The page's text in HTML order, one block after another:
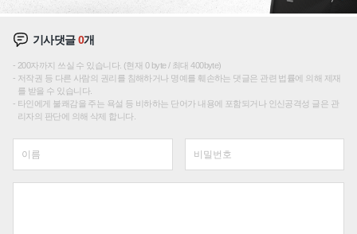
기사댓글0개
200자까지 쓰실 수 있습니다. (현재 0 byte / 최대 400byte)
저작권 등 다른 사람의 권리를 침해하거나 명예를 훼손하는 댓글은 관련 법률에 의해 제재
를 받을 수 있습니다.
타인에게 불쾌감을 주는 욕설 등 비하하는 단어가 내용에 포함되거나 인신공격성 글은 관
리자의 판단에 의해 삭제 합니다.